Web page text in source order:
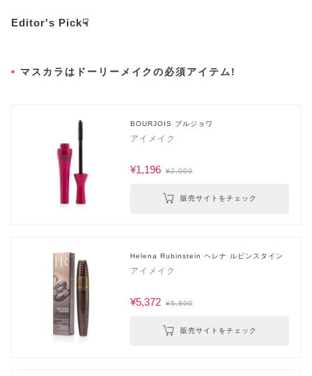
Editor's Pick☟
マスカラはドーリーメイクの必須アイテム!
BOURJOIS ブルジョワ
アイメイク
¥1,196 ¥2,000
販売サイトをチェック
Helena Rubinstein ヘレナ ルビンスタイン
アイメイク
¥5,372 ¥5,800
販売サイトをチェック